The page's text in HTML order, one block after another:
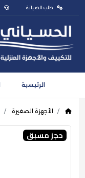
طلب الصيانة
الرئيسية
الأجهزة الصغيرة
حجز مسبق